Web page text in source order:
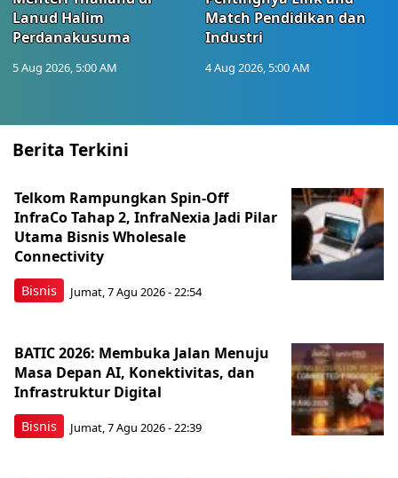
Lanud Halim
Perdanakusuma
5 Aug 2026, 5:00 AM
Match Pendidikan dan
Industri
4 Aug 2026, 5:00 AM
Berita Terkini
Bisnis
Telkom Rampungkan Spin-Off
InfraCo Tahap 2, InfraNexia Jadi Pilar
Utama Bisnis Wholesale
Connectivity
Jumat, 7 Agu 2026 - 22:54
Bisnis
BATIC 2026: Membuka Jalan Menuju
Masa Depan AI, Konektivitas, dan
Infrastruktur Digital
Jumat, 7 Agu 2026 - 22:39